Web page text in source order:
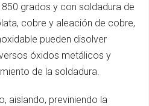
grados y con soldadura de
cobre y aleación de cobre,
pueden disolver
óxidos metálicos y
de la soldadura.
aislando, previniendo la